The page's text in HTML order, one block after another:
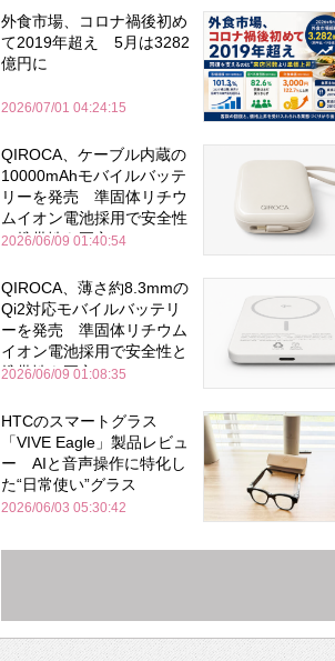
外食市場、コロナ禍後初め
て2019年超え 5月は3282
億円に
2026/07/01 04:24:15
QIROCA、ケーブル内蔵の
10000mAhモバイルバッテ
リーを発売 準固体リチウ
ムイオン電池採用で安全性
と携帯性を両立
2026/06/09 01:40:54
QIROCA、薄さ約8.3mmの
Qi2対応モバイルバッテリ
ーを発売 準固体リチウム
イオン電池採用で安全性と
携帯性を両立
2026/06/09 01:08:35
HTCのスマートグラス
「VIVE Eagle」製品レビュ
ー AIと音声操作に特化し
た“日常使い”グラス
2026/06/03 05:30:42